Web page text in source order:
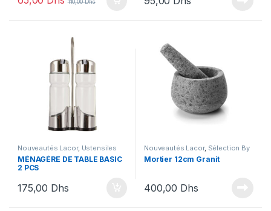
110,00Dhs
Nouveautés Lacor, Ustensiles
MÉNAGÈRE DE TABLE BASIC
2 PCS
175,00 Dhs
Nouveautés Lacor, Sélection By
Ihssane Ustensiles
Mortier 12cm Granit
400,00 Dhs